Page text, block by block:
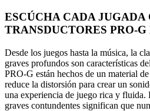
ESCÚCHA CADA JUGADA
TRANSDUCTORES PRO-
Desde los juegos hasta la música, la
graves profundos son características
PRO-G están hechos de un material
reduce la distorsión para crear un
una experiencia de juego rica y fluida.
graves contundentes significan que